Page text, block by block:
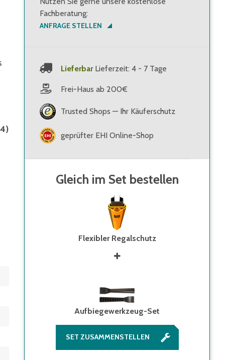
Fachberatung:
ANFRAGE STELLEN
Lieferbar Lieferzeit: 4 - 7 Tage
Frei-Haus ab 200€
Trusted Shops — Ihr Käuferschutz
geprüfter EHI Online-Shop
Gleich im Set bestellen
Flexibler Regalschutz
Aufbiegewerkzeug-Set
SET ZUSAMMENSTELLEN